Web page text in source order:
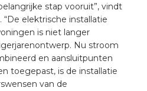
stap vooruit”, vindt
elektrische installatie
is niet langer
Nu stroom
en aansluitpunten
toegepast, is de installatie
van de